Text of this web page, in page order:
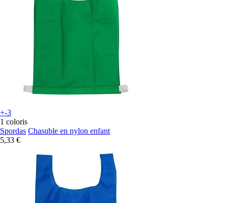
+-3
1 coloris
Spordas Chasuble en nylon enfant
5,33 €